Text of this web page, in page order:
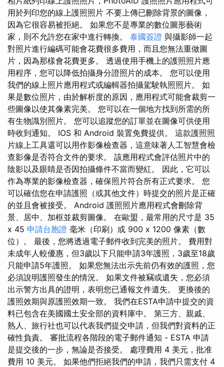
用於列印您的線上護照照片 不要上傳已刪除背景的圖像，
因為它很容易被拒絕。 如果您不是專業的數位圖形藝術
家，則不允許您在家中進行轉換。 泰國簽證 與攝影師一起
對照片進行編碼可能會花費很多費用，而且您無法重做圖
片，因為那樣會花費更多。 透過使用手機上的護照照片應
用程序，您可以降低拍攝身分證照片的成本。 您可以使用
我們的線上照片應用程式或編輯器拍攝駕駛執照照片。 如
果是數位照片，由於解析度的原因，應用程式可能會裁剪一
些圖像以使其像素完美。 您可以在一個地方找到所需的所
有生物識別照片。 您可以追蹤您的訂單並在圖像可供使用
時收到通知。 IOS 和 Android 裝置免費提供。 這款護照照
片線上工具還可以用作影像檢查器，這意味著人工智慧會檢
查影像是否符合文件的要求。 該應用程式會評估照片中的
陰影以及眼睛是否因拍攝條件不當而變紅。 因此，它可以
作為專業的影像檢查器，確保照片符合所有正式要求。 您
可以確信您在申請護照（或其他文件）時提交的照片是正確
的並且會被接受。 Android 護照照片應用程式會刪除背
景、居中、加框並裁剪圖像。 在歐盟，最常用的尺寸是 35
x 45 申請台胞證 毫米（印刷）或 900 x 1200 像素（數
位）。 最後，您將透過電子郵件收到完美的照片。 費用對
未成年人較優惠，但3歲以下只能申請3年護照，3歲至18歲
只能申請5年護照。 如果您無法出示先前仍有效的護照，您
必須說明護照發生的情況。 如果文件被竊或遺失，您必須
出示警方出具的證明，表明您已通報文件遺失。 更換後的
護照效期與原護照效期一致。 我們在ESTA申請中提交的資
料已包含在美國國土安全部的資料庫中。 第三方、親戚、
熟人、旅行社也可以代表我們提交申請，但我們對資料的正
確性負責。 審批流程各階段的電子郵件通知 - ESTA 申請
是提交後的一步，無論是否接受。 處理費用 4 美元，批准
費用 10 美元。 如果他們拒絕我們的申請，我們只需支付 4